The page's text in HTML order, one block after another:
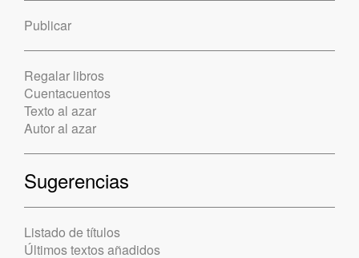
Publicar
Regalar libros
Cuentacuentos
Texto al azar
Autor al azar
Sugerencias
Listado de títulos
Últimos textos añadidos